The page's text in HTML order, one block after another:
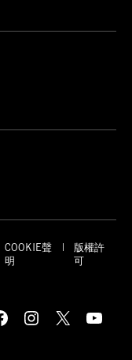
COOKIE聲
明
版權許
可
Instagram X YouTube